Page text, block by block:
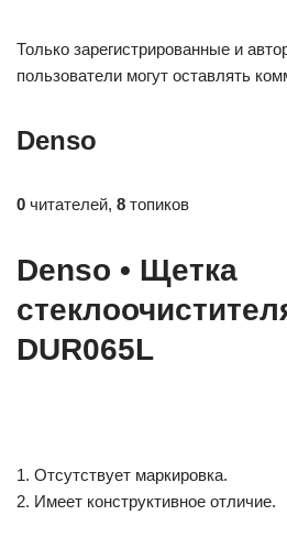
Только зарегистрированные и
пользователи могут оставлять
Denso
0 читателей, 8 топиков
Denso • Щетка
DUR065L
1. Отсутствует маркировка.
2. Имеет конструктивное отличие.